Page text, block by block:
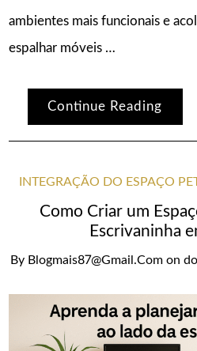
ambientes mais funcionais e
espalhar móveis …
Continue Reading
INTEGRAÇÃO DO ESPAÇO
Como Criar um
Escrivaninha
By Blogmais87@gmail.com on